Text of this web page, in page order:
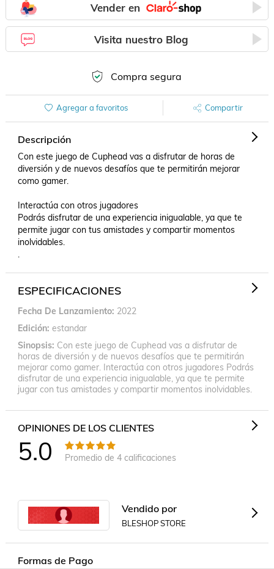
Vender en
Visita nuestro Blog
Compra segura
Agregar a favoritos Compartir
Descripción
Con este juego de Cuphead vas a disfrutar de horas de
diversión y de nuevos desafíos que te permitirán mejorar
como gamer.
Interactúa con otros jugadores
Podrás disfrutar de una experiencia inigualable, ya que te
permite jugar con tus amistades y compartir momentos
inolvidables.
.
ESPECIFICACIONES
Fecha De Lanzamiento 2022
Edición estandar
Sinopsis Con este juego de Cuphead vas a disfrutar de
horas de diversión y de nuevos desafíos que te permitirán
mejorar como gamer. Interactúa con otros jugadores Podrás
disfrutar de una experiencia inigualable, ya que te permite
jugar con tus amistades y compartir momentos inolvidables.
OPINIONES DE LOS CLIENTES
5.0 Promedio de 4calificaciones
Vendido por
BLESHOP STORE
Formas de Pago